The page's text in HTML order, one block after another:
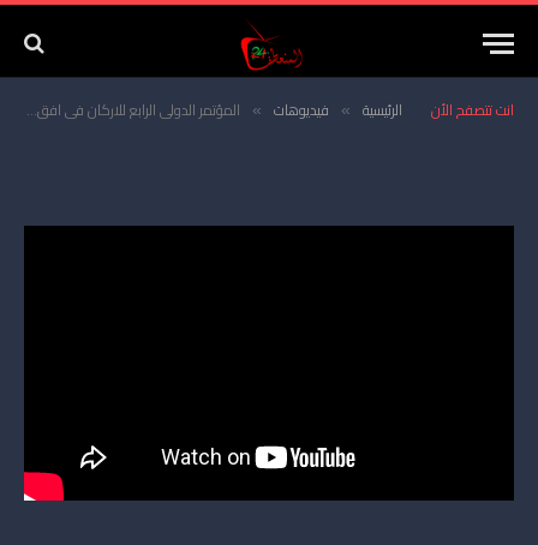
انت تتصفح الأن الرئيسية » فيديوهات » المؤتمر الدولي الرابع للاركان في افق انتاج 10 الف طن سنويا
المؤتمر الدولي الرابع للاركان في افق
انتاج 10 الف طن سنويا